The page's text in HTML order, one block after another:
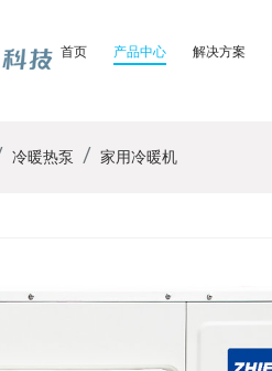
首页 产品中心 解决方案
冷暖热泵 家用冷暖机